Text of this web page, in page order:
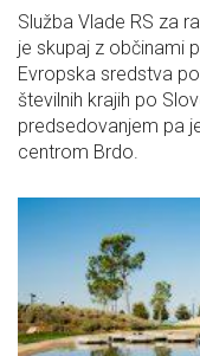
Služba Vlade RS za
je skupaj z občinami
Evropska sredstva
številnih krajih po
predsedovanjem pa
centrom Brdo.